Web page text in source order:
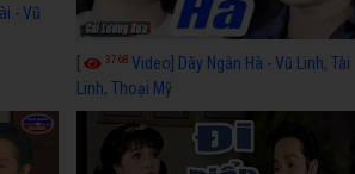
- Vũ
3768 Video] Dãy Ngân Hà - Vũ Linh, Tài
Linh, Thoại Mỹ